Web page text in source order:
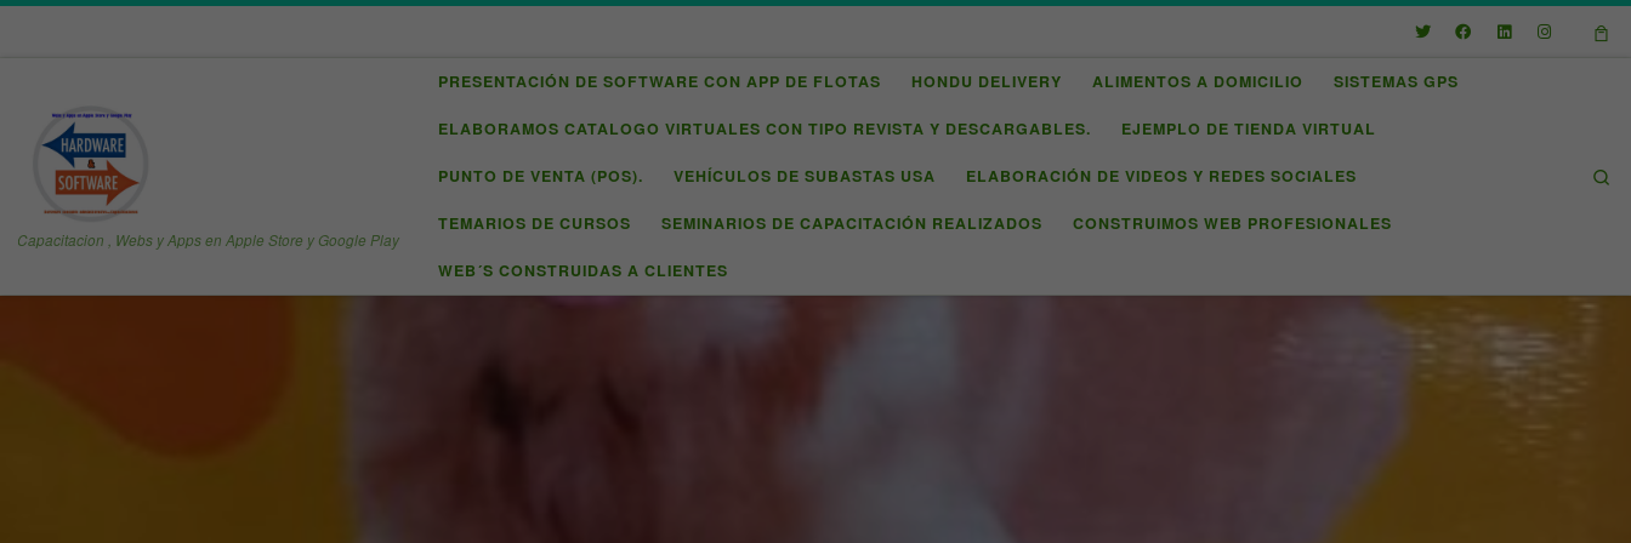
Capacitacion , Webs y Apps en Apple Store y Google Play
PRESENTACIÓN DE SOFTWARE CON APP DE FLOTAS HONDU DELIVERY ALIMENTOS A DOMICILIO SISTEMAS GPS
ELABORAMOS CATALOGO VIRTUALES CON TIPO REVISTA Y DESCARGABLES. EJEMPLO DE TIENDA VIRTUAL
PUNTO DE VENTA (POS). VEHÍCULOS DE SUBASTAS USA ELABORACIÓN DE VIDEOS Y REDES SOCIALES
TEMARIOS DE CURSOS SEMINARIOS DE CAPACITACIÓN REALIZADOS CONSTRUIMOS WEB PROFESIONALES
WEB´S CONSTRUIDAS A CLIENTES